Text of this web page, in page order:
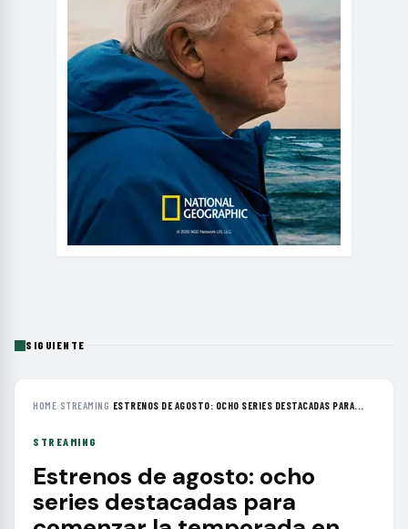
SIGUIENTE
HOME› STREAMING› ESTRENOS DE AGOSTO: OCHO SERIES DESTACADAS PARA...
STREAMING
Estrenos de agosto: ocho
series destacadas para